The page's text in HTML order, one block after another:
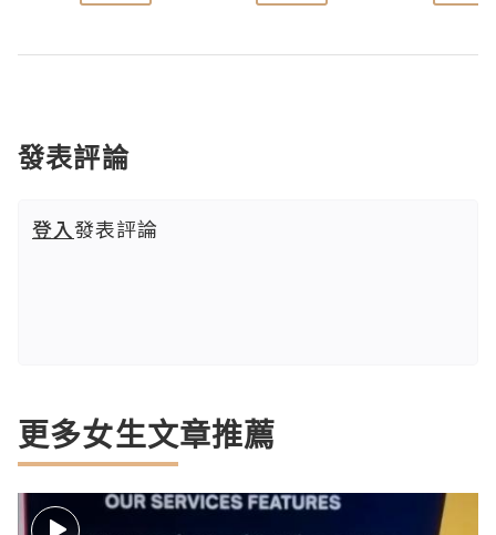
發表評論
登入發表評論
更多女生文章推薦